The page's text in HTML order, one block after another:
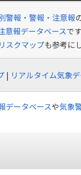
警報・警報・注意報
意報データベースで
スクマップも参考に
| リアルタイム気象
データベースや気象